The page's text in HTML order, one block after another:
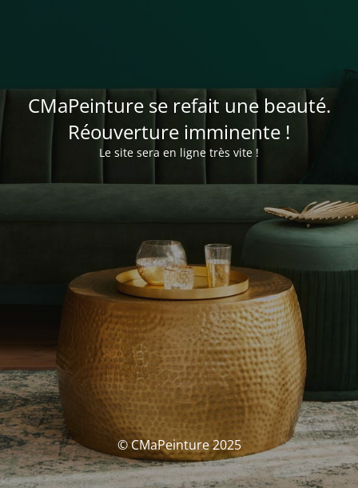
CMaPeinture se refait une beauté.
Réouverture imminente !
Le site sera en ligne très vite !
© CMaPeinture 2025